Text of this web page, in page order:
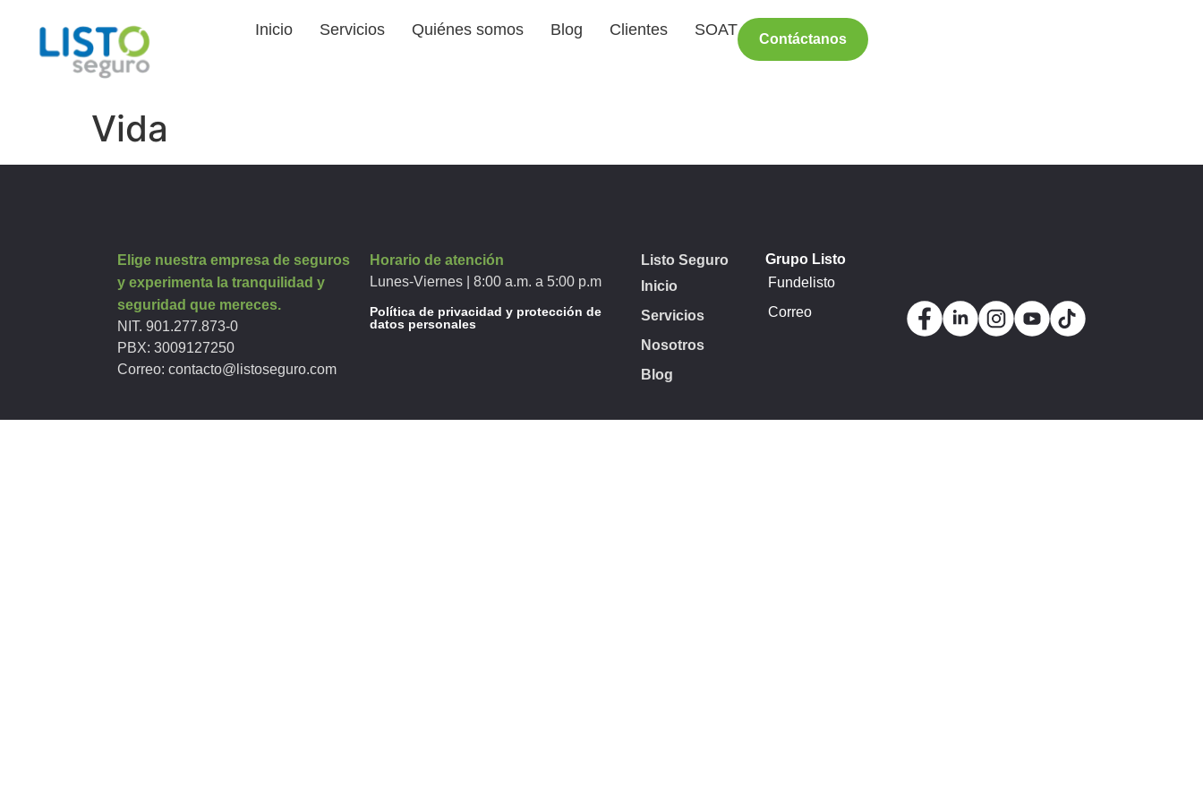
Inicio Servicios Quiénes somos Blog Clientes SOAT
Contáctanos
Vida
Elige nuestra empresa de seguros
y experimenta la tranquilidad y
seguridad que mereces.
NIT. 901.277.873-0
PBX: 3009127250
Correo: contacto@listoseguro.com
Horario de atención
Lunes-Viernes | 8:00 a.m. a 5:00 p.m
Política de privacidad y protección de
datos personales
Listo Seguro
Inicio
Servicios
Nosotros
Blog
Grupo Listo
Fundelisto
Correo